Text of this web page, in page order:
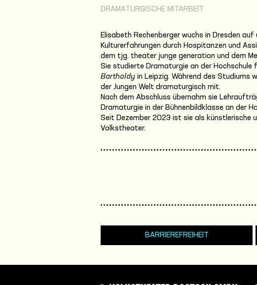
DRAMATURGISCHE MITARBEIT
Elisabeth Rechenberger wuchs in Dresden
Kulturerfahrungen durch Hospitanzen und
dem tjg. theater junge generation und dem
Sie studierte Dramaturgie an der Hochschule
Bartholdy in Leipzig. Während des Studiums
der Jungen Welt dramaturgisch mit.
Nach dem Abschluss übernahm sie
Dramaturgie in der Bühnenbildklasse an der
Seit Dezember 2023 ist sie als künstlerische
Volkstheater.
BARRIEREFREIHEIT